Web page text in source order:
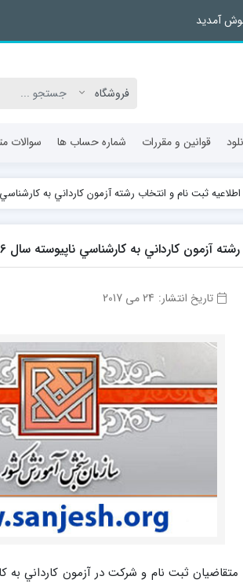
آمدید
قوانین و مقررات شماره حساب ها سوالات
اطلاعیه ثبت ‌نام و انتخاب رشته آزمون كارداني به كارشناسي
آزمون كارداني به كارشناسي ناپيوسته سال 1396
تاریخ انتشار: 24 می 2017